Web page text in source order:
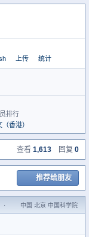
上传 统计
排行
香港）
查看 1,613 回复 0
推荐给朋友
· 中国 北京 中国科学院